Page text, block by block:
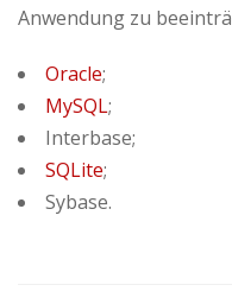
Anwendung zu
Oracle;
MySQL;
Interbase;
SQLite;
Sybase.